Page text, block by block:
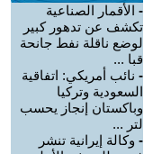
- الأقمار الصناعية
تكشف عن تدهور كبير
لوضع ناقلة نفط جانحة
قبا ...
- نائب أمريكي: اتفاقية
السعودية وتركيا
وباكستان إنجاز يحسب
لتر ...
- وكالة إيرانية تنشر